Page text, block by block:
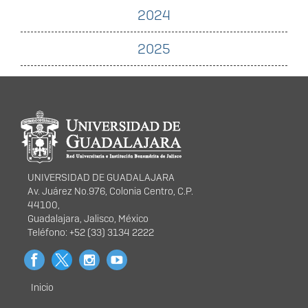
2024
2025
Información del
portal
UNIVERSIDAD DE GUADALAJARA
Av. Juárez No.976, Colonia Centro, C.P.
44100,
Guadalajara, Jalisco, México
Teléfono: +52 (33) 3134 2222
Menú
Inicio